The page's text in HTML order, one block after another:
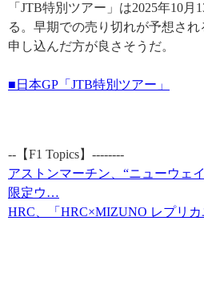
「JTB特別ツアー」は2025年10
る。早期での売り切れが予想さ
申し込んだ方が良さそうだ。
■日本GP「JTB特別ツアー」
--【F1 Topics】--------
アストンマーチン、“ニューウェ
限定ウ…
HRC、「HRC×MIZUNO レプリ